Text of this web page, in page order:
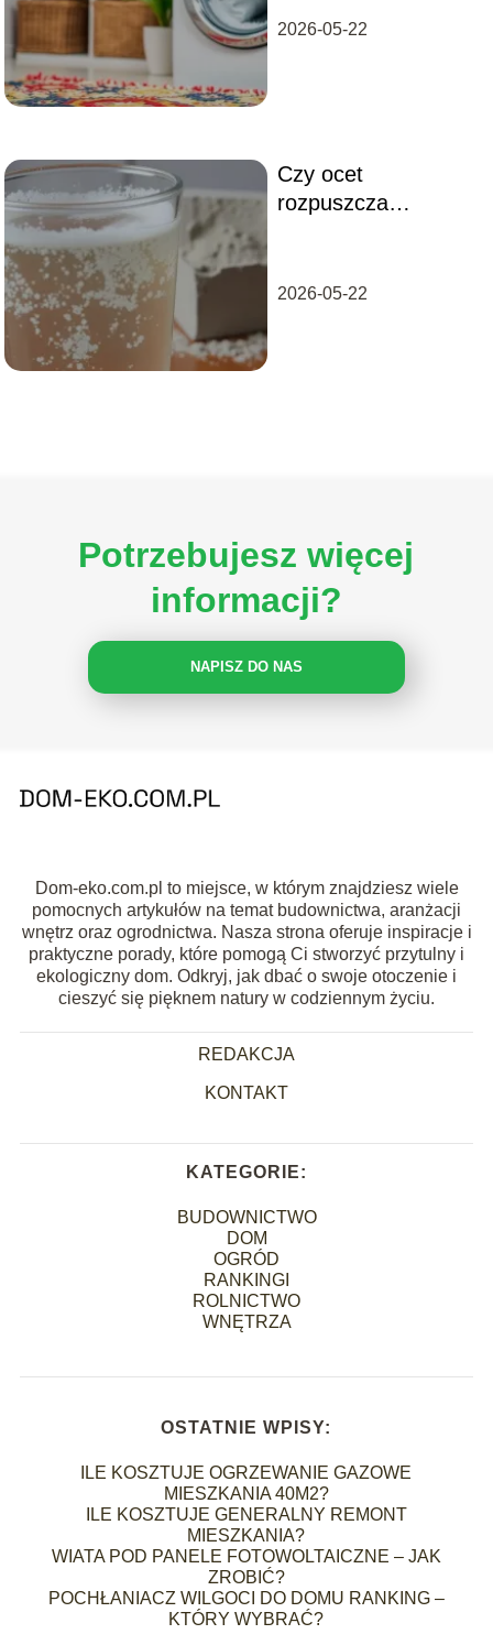
2026-05-22
Czy ocet
rozpuszcza
2026-05-22
Potrzebujesz więcej
informacji?
NAPISZ DO NAS
Dom-eko.com.pl to miejsce, w którym znajdziesz wiele
pomocnych artykułów na temat budownictwa, aranżacji
wnętrz oraz ogrodnictwa. Nasza strona oferuje inspiracje i
praktyczne porady, które pomogą Ci stworzyć przytulny i
ekologiczny dom. Odkryj, jak dbać o swoje otoczenie i
cieszyć się pięknem natury w codziennym życiu.
REDAKCJA
KONTAKT
KATEGORIE:
BUDOWNICTWO
DOM
OGRÓD
RANKINGI
ROLNICTWO
WNĘTRZA
OSTATNIE WPISY:
ILE KOSZTUJE OGRZEWANIE GAZOWE
MIESZKANIA 40M2?
ILE KOSZTUJE GENERALNY REMONT
MIESZKANIA?
WIATA POD PANELE FOTOWOLTAICZNE – JAK
ZROBIĆ?
POCHŁANIACZ WILGOCI DO DOMU RANKING –
KTÓRY WYBRAĆ?